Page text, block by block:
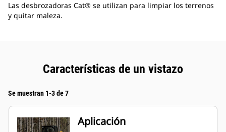
Las desbrozadoras Cat® se utilizan para limpiar los terrenos
y quitar maleza.
Características de un vistazo
Se muestran 1-3 de 7
Aplicación